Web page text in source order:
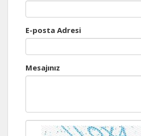
E-posta Adresi
Mesajınız